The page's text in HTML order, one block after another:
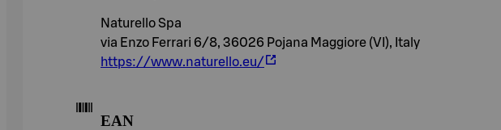
Naturello Spa
via Enzo Ferrari 6/8, 36026 Pojana Maggiore (VI), Italy
https://www.naturello.eu/
EAN